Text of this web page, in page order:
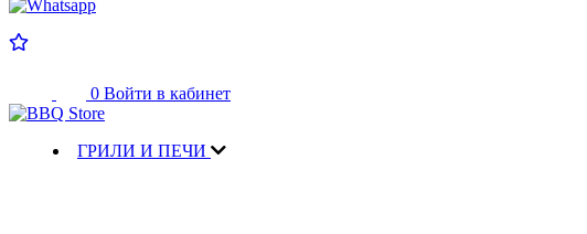
0 Войти в кабинет
ГРИЛИ И ПЕЧИ